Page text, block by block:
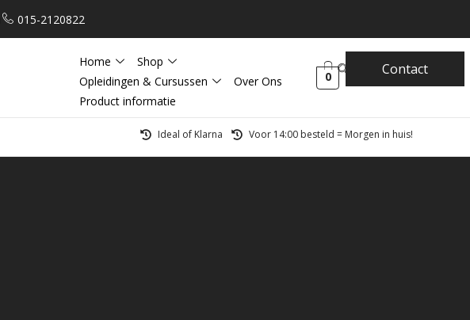
015-2120822
Home
Shop
Opleidingen & Cursussen
Over Ons
Product informatie
0 Contact
Ideal of Klarna Voor 14:00 besteld = Morgen in huis!